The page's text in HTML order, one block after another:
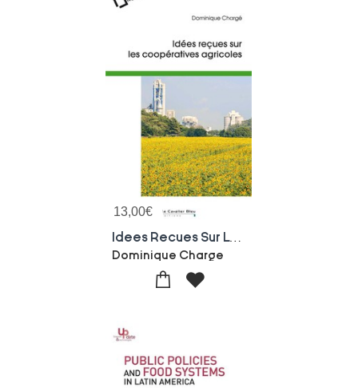
13,00€
Idees Recues Sur Les Cooperatives Agricoles
Dominique Charge